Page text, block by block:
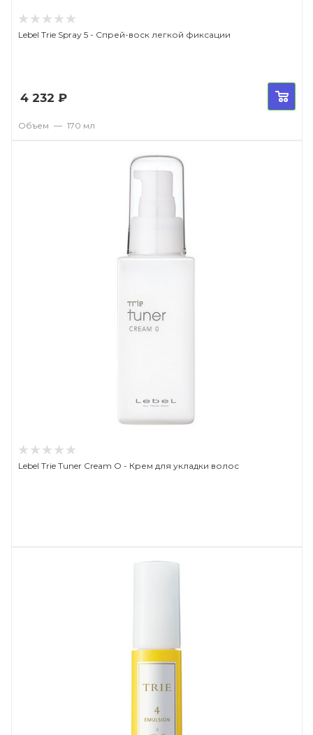
Lebel Trie Spray 5 - Спрей-воск легкой фиксации
4 232 ₽
Объем — 170 мл
Lebel Trie Tuner Cream O - Крем для укладки волос